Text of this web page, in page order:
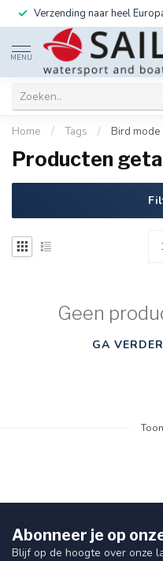
Verzending naar heel
MENU
Home / Tags / Bird mode
Producten
Geen
GA
Toon
Abonneer je op
Blijf op de hoogte over onze